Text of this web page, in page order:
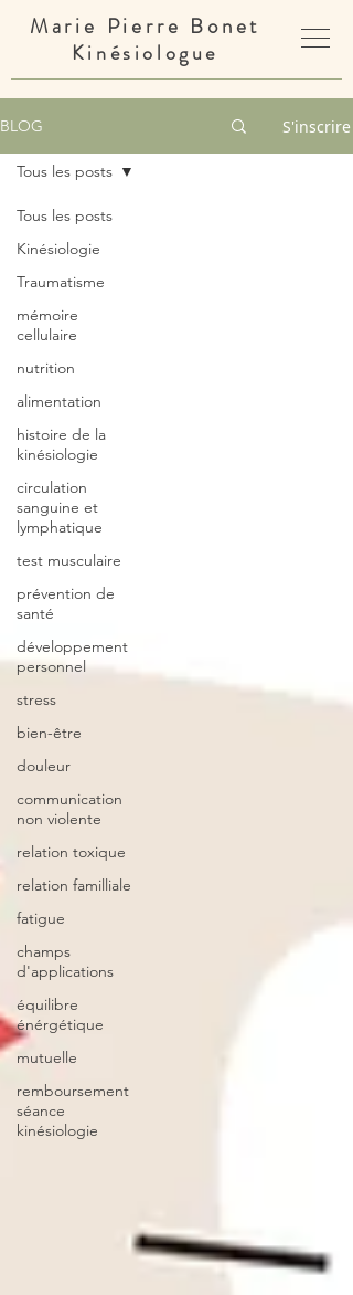
Marie Pierre Bonet
Kinésiologue
BLOG S'inscrire
Tous les posts
Kinésiologie
Traumatisme
mémoire
cellulaire
nutrition
alimentation
histoire de la
kinésiologie
circulation
sanguine et
lymphatique
test musculaire
prévention de
santé
développement
personnel
stress
bien-être
douleur
communication
non violente
relation toxique
relation familliale
fatigue
champs
d'applications
équilibre
énérgétique
mutuelle
remboursement
séance
kinésiologie
Tous les posts